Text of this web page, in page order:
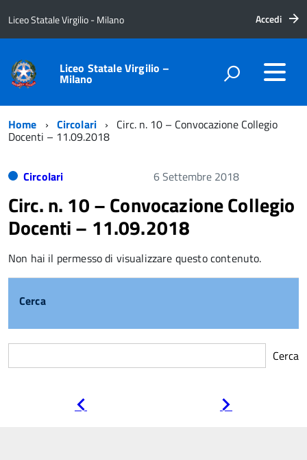
Liceo Statale Virgilio - Milano Accedi
Liceo Statale Virgilio –
Milano
Home Circolari Circ. n. 10 – Convocazione Collegio
Docenti – 11.09.2018
Circolari 6 Settembre 2018
Circ. n. 10 – Convocazione Collegio
Docenti – 11.09.2018
Non hai il permesso di visualizzare questo contenuto.
Cerca
Cerca